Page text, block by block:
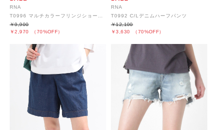
RNA
￥2,970 （70%OFF）
￥9,900
RNA
T0992 C/Lデニムハーフパンツ
￥3,630 （70%OFF）
￥12,100